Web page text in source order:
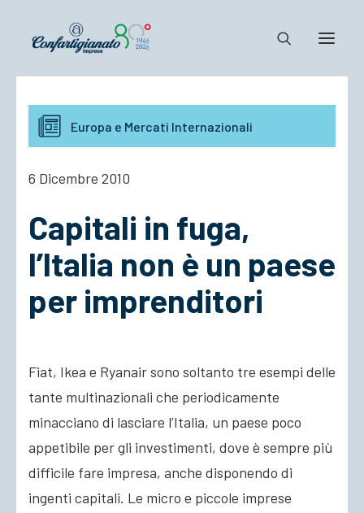
Notizie e Documenti
Confartigianato
Cosa Facciamo
Associarsi
Europa e Mercati Internazionali
6 Dicembre 2010
Capitali in fuga,
l’Italia non è un paese
per imprenditori
Fiat, Ikea e Ryanair sono soltanto tre esempi delle
tante multinazionali che periodicamente
minacciano di lasciare l’Italia, un paese poco
appetibile per gli investimenti, dove è sempre più
difficile fare impresa, anche disponendo di
ingenti capitali. Le micro e piccole imprese